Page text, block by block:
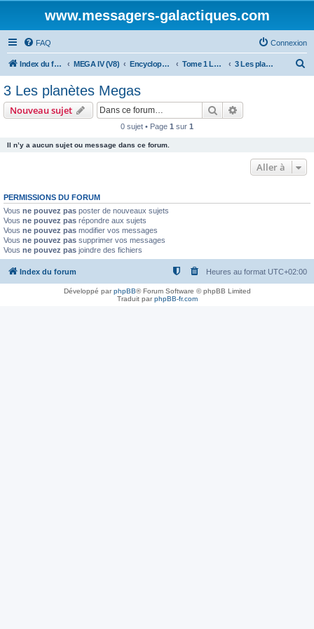
www.messagers-galactiques.com
FAQ Connexion
Index du forum MEGA IV (V8) Encyclopédie (V8) Tome 1 La Guilde 3 Les planètes Megas
3 Les planètes Megas
Nouveau sujet Rechercher
0 sujet • Page 1 sur 1
Il n’y a aucun sujet ou message dans ce forum.
Aller à
PERMISSIONS DU FORUM
Vous ne pouvez pas poster de nouveaux sujets
Vous ne pouvez pas répondre aux sujets
Vous ne pouvez pas modifier vos messages
Vous ne pouvez pas supprimer vos messages
Vous ne pouvez pas joindre des fichiers
Index du forum Heures au format UTC+02:00
Développé parphpBB® Forum Software © phpBB Limited
Traduit parphpBB-fr.com